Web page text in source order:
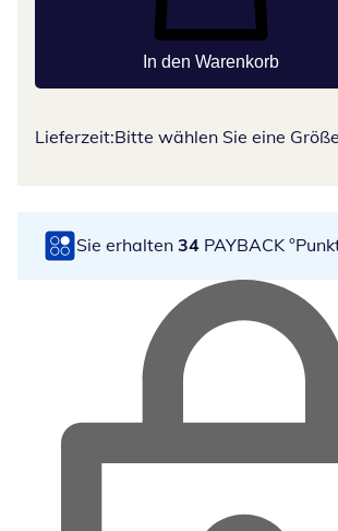
In den Warenkorb
Lieferzeit:Bitte wählen Sie eine Größe
Sie erhalten 34 PAYBACK